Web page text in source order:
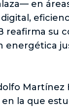
en
reafirma su
energética
Martínez
la que